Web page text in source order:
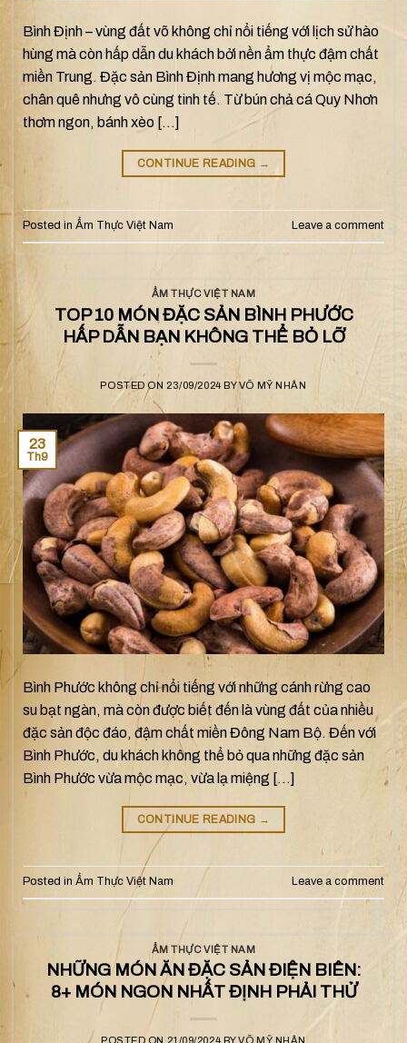
Bình Định – vùng đất võ không chỉ nổi tiếng với lịch sử hào
hùng mà còn hấp dẫn du khách bởi nền ẩm thực đậm chất
miền Trung. Đặc sản Bình Định mang hương vị mộc mạc,
chân quê nhưng vô cùng tinh tế. Từ bún chả cá Quy Nhơn
thơm ngon, bánh xèo […]
CONTINUE READING →
Posted in Ẩm Thực Việt Nam Leave a comment
ẨM THỰC VIỆT NAM
TOP 10 MÓN ĐẶC SẢN BÌNH PHƯỚC
HẤP DẪN BẠN KHÔNG THỂ BỎ LỠ
POSTED ON 23/09/2024 BYVÕ MỸ NHÂN
23
Th9
Bình Phước không chỉ nổi tiếng với những cánh rừng cao
su bạt ngàn, mà còn được biết đến là vùng đất của nhiều
đặc sản độc đáo, đậm chất miền Đông Nam Bộ. Đến với
Bình Phước, du khách không thể bỏ qua những đặc sản
Bình Phước vừa mộc mạc, vừa lạ miệng […]
CONTINUE READING →
Posted in Ẩm Thực Việt Nam Leave a comment
ẨM THỰC VIỆT NAM
NHỮNG MÓN ĂN ĐẶC SẢN ĐIỆN BIÊN:
8+ MÓN NGON NHẤT ĐỊNH PHẢI THỬ
POSTED ON 21/09/2024 BYVÕ MỸ NHÂN